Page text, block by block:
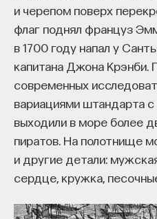
и черепом поверх
флаг поднял француз
в 1700 году напал у
капитана Джона Крэнби.
современных
вариациями штандарта
выходили в море более
пиратов. На полотнище
и другие детали:
сердце, кружка,